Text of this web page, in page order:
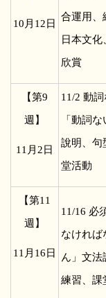
10 月12日
合運用、
日本文化
欣賞
【第9
週】
11 月2日
11/2 動詞
「動詞
說明、句
堂活動
【第11
週】
11 月16日
11/16 必
なければ
ん」文法
練習、課